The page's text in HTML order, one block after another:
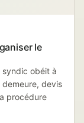
le
syndic obéit à
demeure, devis
procédure